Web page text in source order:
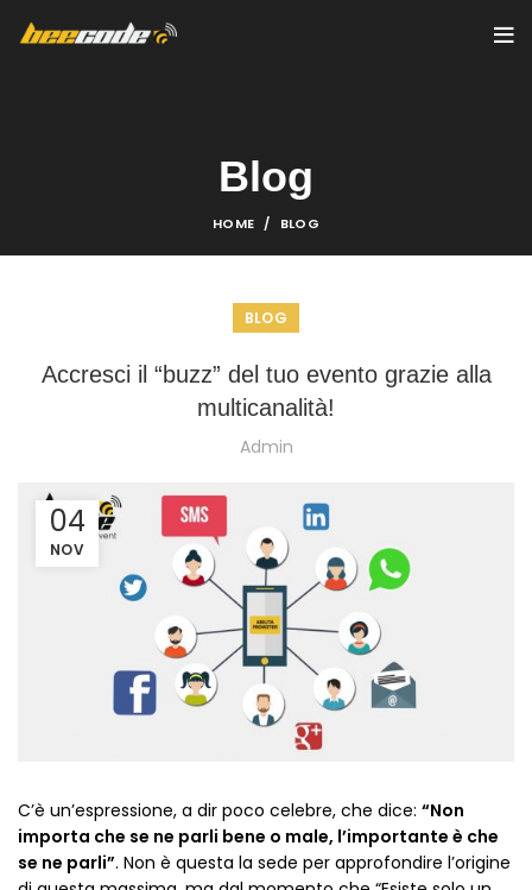
Blog
HOME BLOG
BLOG
Accresci il “buzz” del tuo evento grazie alla
multicanalità!
Admin
04
NOV
C’è un’espressione, a dir poco celebre, che dice: “Non
importa che se ne parli bene o male, l’importante è che
se ne parli”. Non è questa la sede per approfondire l’origine